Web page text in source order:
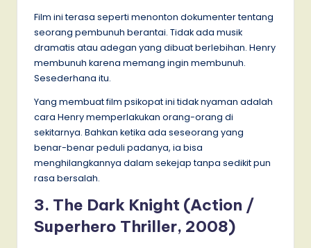
Film ini terasa seperti menonton dokumenter tentang
seorang pembunuh berantai. Tidak ada musik
dramatis atau adegan yang dibuat berlebihan. Henry
membunuh karena memang ingin membunuh.
Sesederhana itu.
Yang membuat film psikopat ini tidak nyaman adalah
cara Henry memperlakukan orang-orang di
sekitarnya. Bahkan ketika ada seseorang yang
benar-benar peduli padanya, ia bisa
menghilangkannya dalam sekejap tanpa sedikit pun
rasa bersalah.
3. The Dark Knight (Action /
Superhero Thriller, 2008)